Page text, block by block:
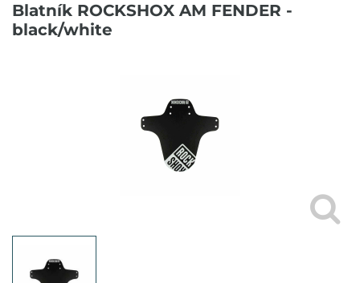
Blatník ROCKSHOX AM FENDER -
black/white